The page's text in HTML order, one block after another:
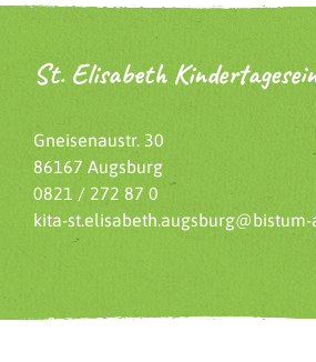
St. Elisabeth
Gneisenaustr. 30
86167 Augsburg
0821 / 272 87 0
kita-st.elisabeth.augsburg@bistum-